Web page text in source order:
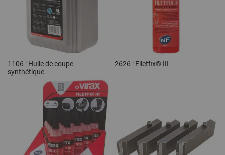
1106 : Huile de coupe
synthétique
2626 : Filetfix® III